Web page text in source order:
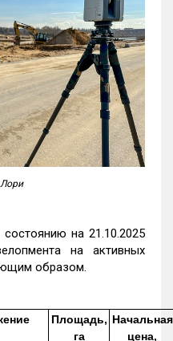
на 21.10.2025
на активных
образом.
Площадь,
га
Начальная
цена,